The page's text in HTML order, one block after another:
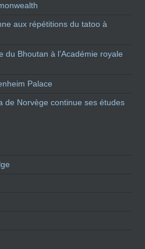
aux répétitions du tatoo à
du Bhoutan à l’Académie royale
Palace
de Norvège continue ses études